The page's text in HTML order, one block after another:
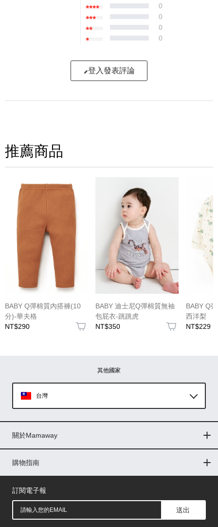
0
0
0
0
登入發表評論
(圖片格式限jpg、jpeg)
推薦商品
BABY Q彈棉質內搭褲(10
分)-華夫格
NT$290
BABY 迪士尼Q彈棉質無袖
包屁衣-跳跳虎
NT$350
BABY Q
西洋梨
NT$229
其他國家
台灣
印尼
馬來西亞
關於Mamaway
門市據點
最新消息
品牌故事
人力招募
媒體花絮
隱私權聲明
CSR企業社會責任
購物指南
購物常見問題
退換貨問題
儲值金使用條款
購買儲值金
發票問題
會員權益
線上留言
吸乳器-免費體驗
訂閱電子報
送出